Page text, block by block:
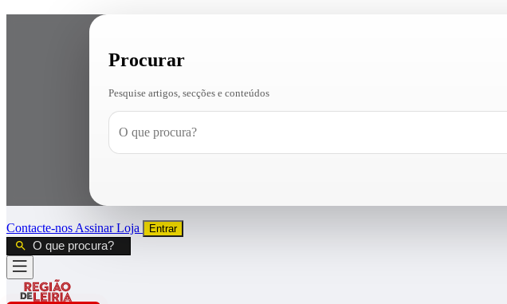
Procurar
Pesquise artigos, secções e conteúdos
Contacte-nos AssinarLoja Entrar